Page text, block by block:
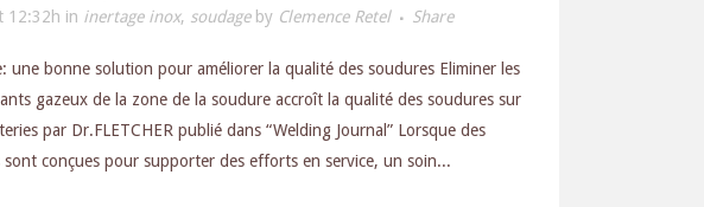
12:32h in inertage inox, soudage by Clemence Retel Share
une bonne solution pour améliorer la qualité des soudures Eliminer les
gazeux de la zone de la soudure accroît la qualité des soudures sur
par Dr.FLETCHER publié dans “Welding Journal” Lorsque des
sont conçues pour supporter des efforts en service, un soin...